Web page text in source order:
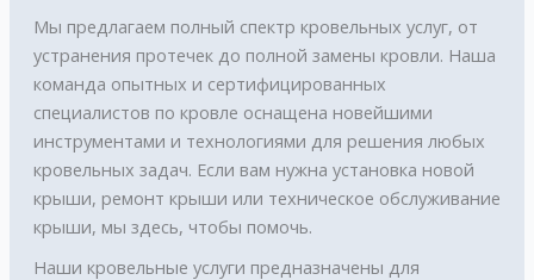
Мы предлагаем полный спектр кровельных услуг, от
устранения протечек до полной замены кровли. Наша
команда опытных и сертифицированных
специалистов по кровле оснащена новейшими
инструментами и технологиями для решения любых
кровельных задач. Если вам нужна установка новой
крыши, ремонт крыши или техническое обслуживание
крыши, мы здесь, чтобы помочь.
Наши кровельные услуги предназначены для